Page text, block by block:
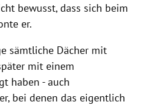
bewusst, dass sich beim
er.
sämtliche Dächer mit
mit einem
haben - auch
bei denen das eigentlich